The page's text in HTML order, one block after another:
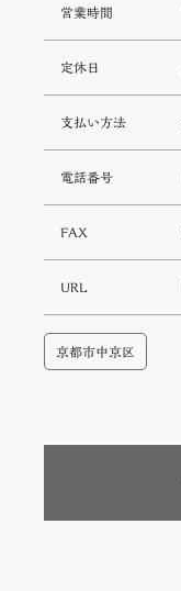
営業時間
定休日
支払い方法
電話番号
FAX
URL
京都市中京区